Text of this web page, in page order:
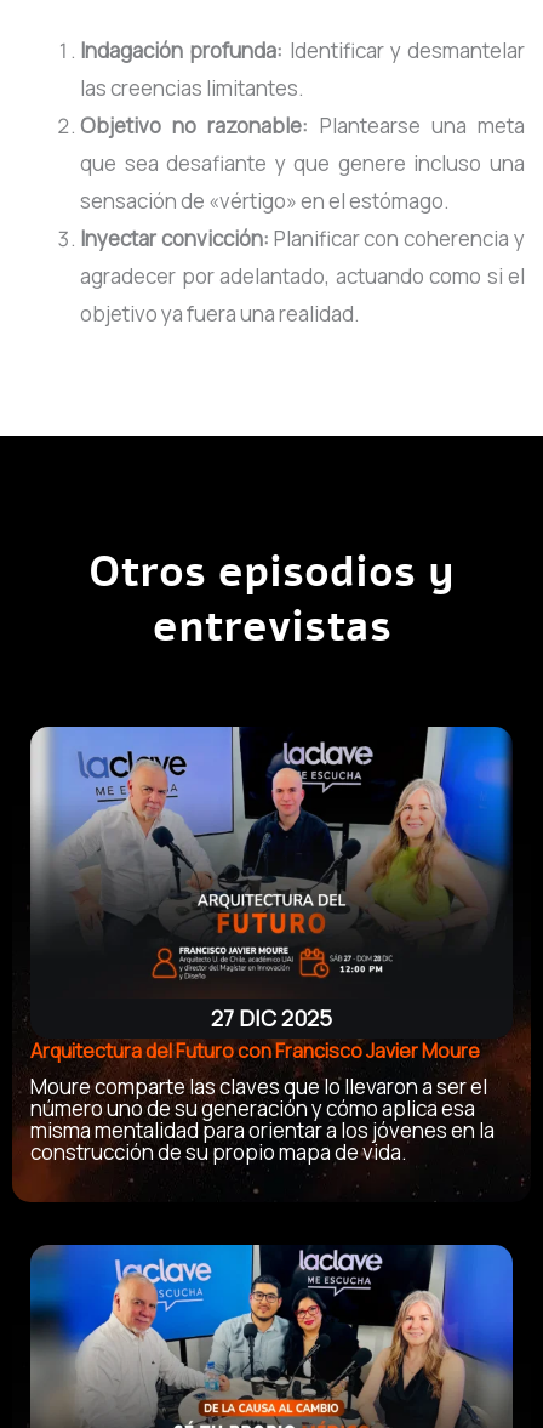
Indagación profunda: Identificar y desmantelar
las creencias limitantes.
Objetivo no razonable: Plantearse una meta
que sea desafiante y que genere incluso una
sensación de «vértigo» en el estómago.
Inyectar convicción: Planificar con coherencia y
agradecer por adelantado, actuando como si el
objetivo ya fuera una realidad.
Otros episodios y
entrevistas
27 DIC 2025
Arquitectura del Futuro con Francisco Javier Moure
Moure comparte las claves que lo llevaron a ser el
número uno de su generación y cómo aplica esa
misma mentalidad para orientar a los jóvenes en la
construcción de su propio mapa de vida.